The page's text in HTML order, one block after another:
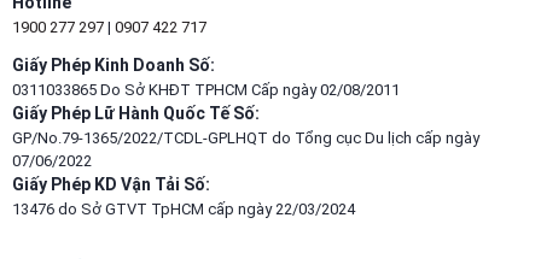
1900 277 297 | 0907 422 717
Giấy Phép Kinh Doanh Số:
0311033865 Do Sở KHĐT TPHCM Cấp ngày 02/08/2011
Giấy Phép Lữ Hành Quốc Tế Số:
GP/No.79-1365/2022/TCDL-GPLHQT do Tổng cục Du lịch cấp ngày
07/06/2022
Giấy Phép KD Vận Tải Số:
13476 do Sở GTVT TpHCM cấp ngày 22/03/2024